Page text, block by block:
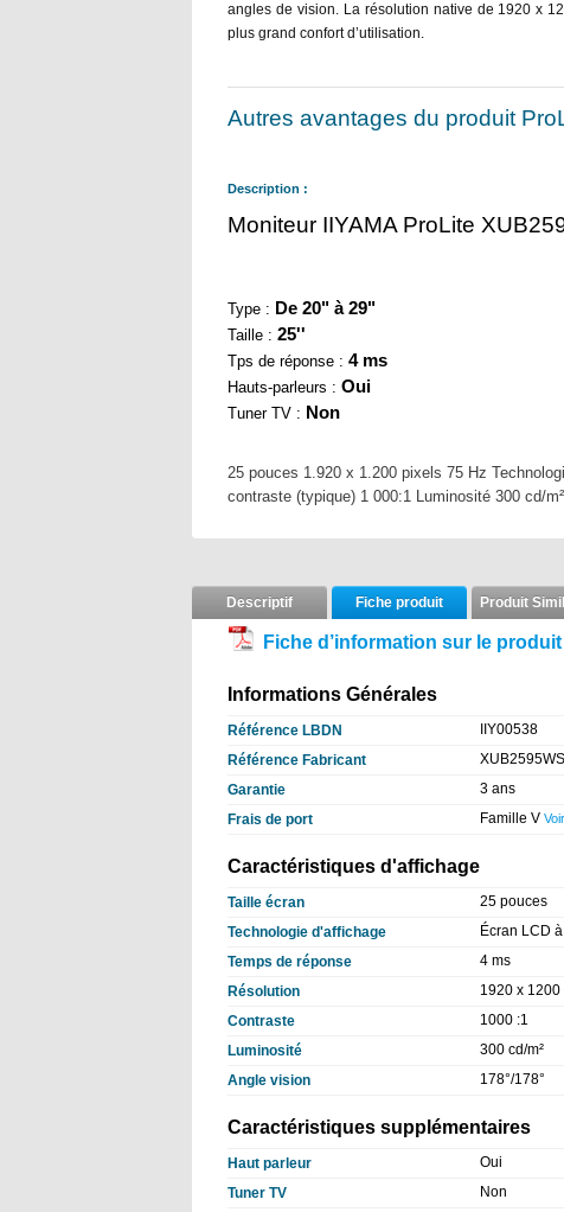
angles de vision. La résolution native de 1920 x
plus grand confort d’utilisation.
Autres avantages du produit
Description :
Moniteur IIYAMA ProLite
Type : De 20" à 29"
Taille : 25''
Tps de réponse : 4 ms
Hauts-parleurs : Oui
Tuner TV : Non
25 pouces 1.920 x 1.200 pixels 75 Hz
contraste (typique) 1 000:1 Luminosité 300 cd/m²
Descriptif Fiche produit Produit
Fiche d’information sur le produit
Informations Générales
Référence LBDN
IIY00538
Référence Fabricant
Garantie
3 ans
Frais de port
Famille V
Caractéristiques d'affichage
Taille écran
25 pouces
Technologie d'affichage
Écran LCD
Temps de réponse
4 ms
Résolution
1920 x 1200
Contraste
1000 :1
Luminosité
300 cd/m²
Angle vision
178°/178°
Caractéristiques supplémentaires
Haut parleur
Oui
Tuner TV
Non